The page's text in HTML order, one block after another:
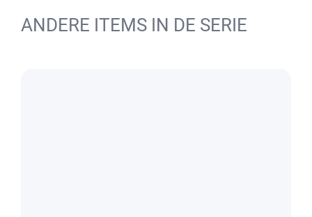
ANDERE ITEMS IN DE SERIE